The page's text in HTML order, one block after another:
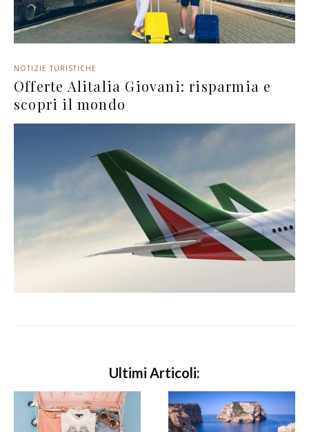
NOTIZIE TURISTICHE
Offerte Alitalia Giovani: risparmia e
scopri il mondo
Ultimi Articoli: